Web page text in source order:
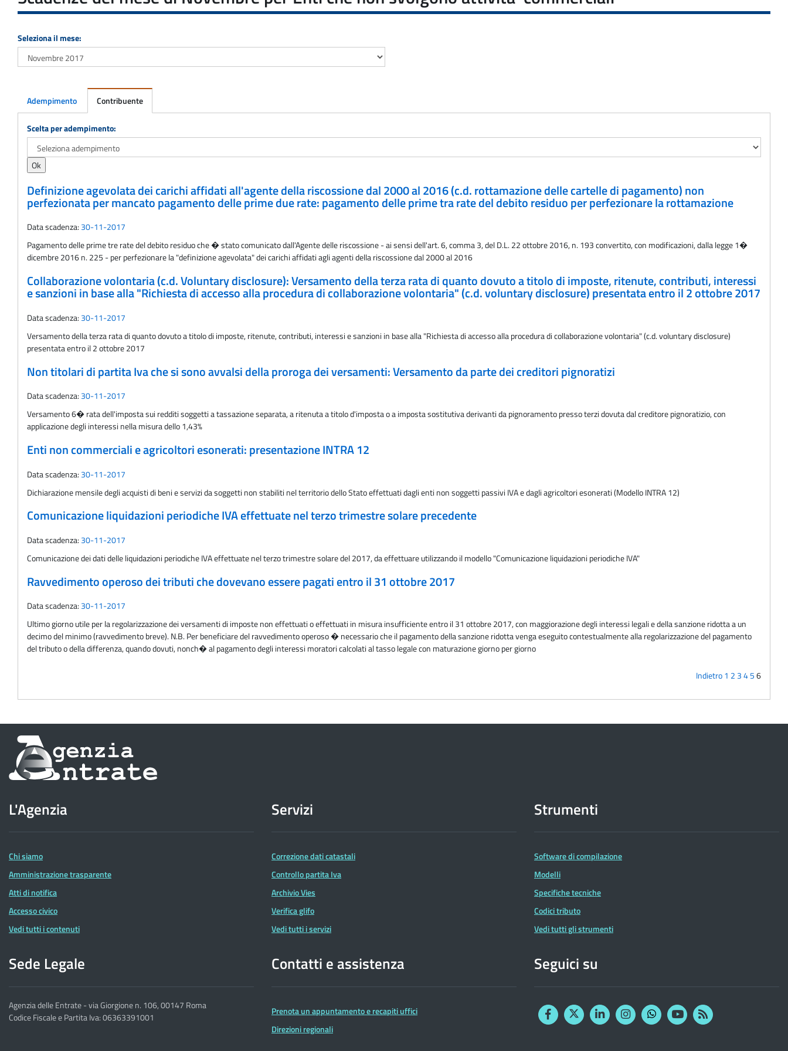
Seleziona il mese:
Adempimento Contribuente
Adempimento
Scelta per adempimento:
Definizione agevolata dei carichi affidati all'agente della riscossione dal 2000 al 2016 (c.d. rottamazione delle cartelle di pagamento) non
perfezionata per mancato pagamento delle prime due rate: pagamento delle prime tra rate del debito residuo per perfezionare la rottamazione
Data scadenza: 30-11-2017
Pagamento delle prime tre rate del debito residuo che � stato comunicato dall'Agente delle riscossione - ai sensi dell'art. 6, comma 3, del D.L. 22 ottobre 2016, n. 193 convertito, con modificazioni, dalla legge 1�
dicembre 2016 n. 225 - per perfezionare la "definizione agevolata" dei carichi affidati agli agenti della riscossione dal 2000 al 2016
Collaborazione volontaria (c.d. Voluntary disclosure): Versamento della terza rata di quanto dovuto a titolo di imposte, ritenute, contributi, interessi
e sanzioni in base alla "Richiesta di accesso alla procedura di collaborazione volontaria" (c.d. voluntary disclosure) presentata entro il 2 ottobre 2017
Data scadenza: 30-11-2017
Versamento della terza rata di quanto dovuto a titolo di imposte, ritenute, contributi, interessi e sanzioni in base alla "Richiesta di accesso alla procedura di collaborazione volontaria" (c.d. voluntary disclosure)
presentata entro il 2 ottobre 2017
Non titolari di partita Iva che si sono avvalsi della proroga dei versamenti: Versamento da parte dei creditori pignoratizi
Data scadenza: 30-11-2017
Versamento 6� rata dell'imposta sui redditi soggetti a tassazione separata, a ritenuta a titolo d'imposta o a imposta sostitutiva derivanti da pignoramento presso terzi dovuta dal creditore pignoratizio, con
applicazione degli interessi nella misura dello 1,43%
Enti non commerciali e agricoltori esonerati: presentazione INTRA 12
Data scadenza: 30-11-2017
Dichiarazione mensile degli acquisti di beni e servizi da soggetti non stabiliti nel territorio dello Stato effettuati dagli enti non soggetti passivi IVA e dagli agricoltori esonerati (Modello INTRA 12)
Comunicazione liquidazioni periodiche IVA effettuate nel terzo trimestre solare precedente
Data scadenza: 30-11-2017
Comunicazione dei dati delle liquidazioni periodiche IVA effettuate nel terzo trimestre solare del 2017, da effettuare utilizzando il modello "Comunicazione liquidazioni periodiche IVA"
Ravvedimento operoso dei tributi che dovevano essere pagati entro il 31 ottobre 2017
Data scadenza: 30-11-2017
Ultimo giorno utile per la regolarizzazione dei versamenti di imposte non effettuati o effettuati in misura insufficiente entro il 31 ottobre 2017, con maggiorazione degli interessi legali e della sanzione ridotta a un
decimo del minimo (ravvedimento breve). N.B. Per beneficiare del ravvedimento operoso � necessario che il pagamento della sanzione ridotta venga eseguito contestualmente alla regolarizzazione del pagamento
del tributo o della differenza, quando dovuti, nonch� al pagamento degli interessi moratori calcolati al tasso legale con maturazione giorno per giorno
Indietro1 2 3456
Informazioni
sul
dell'Agenzia
delle
Entrate
L'Agenzia
Chi siamo
Amministrazione trasparente
Atti di notifica
Accesso civico
Vedi tutti i contenuti
Servizi
Correzione dati catastali
Controllo partita Iva
Archivio Vies
Verifica glifo
Vedi tutti i servizi
Strumenti
Software di compilazione
Modelli
Specifiche tecniche
Codici tributo
Vedi tutti gli strumenti
Sede Legale
Agenzia delle Entrate - via Giorgione n. 106, 00147 Roma
Codice Fiscale e Partita Iva: 06363391001
Contatti e assistenza
Prenota un appuntamento e recapiti uffici
Direzioni regionali
Seguici su
FacebookTwitterLinkedinInstagram
YouTubeRSS